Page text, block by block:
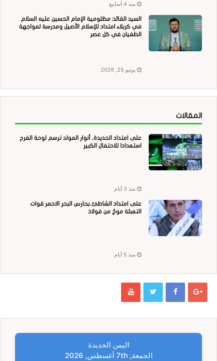
منذ 4 أسابيع
السيد القائد: مظلومية الإمام الحسين عليه السلام
في كربلاء امتداد للإسلام الأصيل ومدرسة لمواجهة
الطغيان في كل عصر
يونيو 25, 2026
المقالات
على امتداد الحديدة.. أنوار المولد ترسم لوحة الفرح
استعدادا للاحتفال الكبير
منذ 3 أيام
على امتداد الشاطئ..بحارس البحر الاحمر قوات
التعبئة موجٌ من فولاذ
منذ 5 أيام
اليمن الحديدة
الجمعة, 7th أغسطس, 2026